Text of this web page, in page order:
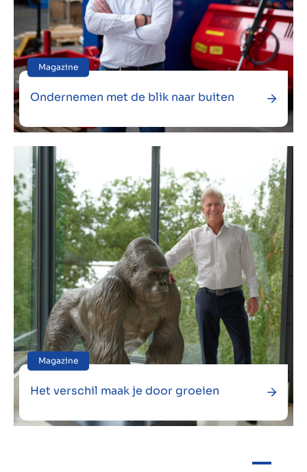
Magazine
Ondernemen met de blik naar buiten
Magazine
Het verschil maak je door groeien